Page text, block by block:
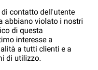
contatto dell'utente
abbiano violato i nostri
di questa
interesse a
a tutti clienti e a
di utilizzo.